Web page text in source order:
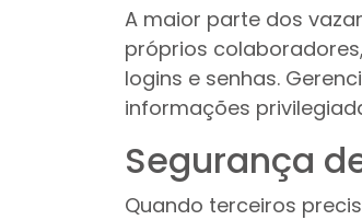
A maior parte dos
próprios
logins e senhas.
informações
Segurança
Quando terceiros